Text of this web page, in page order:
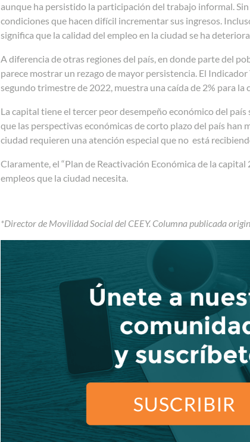
aunque ha persistido la participación del trabajo informal.
condiciones que hacen difícil incrementar sus ingresos.
significa que la calidad del empleo en la ciudad se ha
A diferencia de otras regiones del país, en donde parte del
parece mostrar un rezago de mayor persistencia. El
segundo trimestre de 2022, muestra una caída de 2% para
La capital tiene el tercer peor desempeño económico del
que las perspectivas económicas de corto plazo del país
ciudad requieren una atención especial que no está
Claramente, el “Plan de Reactivación Económica de la
empleos que la ciudad necesita.
*Director de Movilidad Social del CEEY. Columna publicada